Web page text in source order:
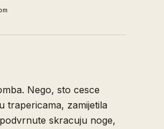
Nego, sto cesce
trapericama, zamijetila
skracuju noge,